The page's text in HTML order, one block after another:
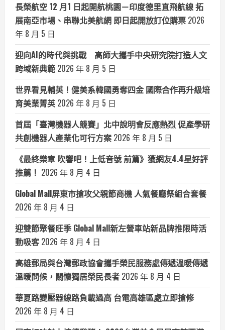
長榮航空 12 月1 日起開航桃園－印度德里直飛航線 拓
展南亞市場、串聯北美航網 即日起開放訂位購票 2026
年 8 月 5 日
迎向AI的時代與挑戰 高師大攜手中央研究院打造人文
跨域新典範 2026 年 8 月 5 日
世界看見輔英！健美系韓國勇奪四金 國際合作再升級培
育美業菁英 2026 年 8 月 5 日
首屆「臺灣機器人競賽」北中說明會反應熱烈 促產學研
共創機器人產業化可行方案 2026 年 8 月 5 日
《最終樂章 吹響吧！上低音號 前篇》獲網友4.4星好評
推薦！ 2026 年 8 月 4 日
Global Mall屏東市搶攻父親節商機 人氣餐廳祭組合套餐
2026 年 8 月 4 日
迎雙節聚餐旺季 Global Mall新左營車站新品牌推限時活
動吸客 2026 年 8 月 4 日
高雄郵局與台灣郵政協會攜手榮民服務處傳遞溫暖傳遞
溫暖問候，關懷獨居榮民長者 2026 年 8 月 4 日
華夏路變壓器線路負載過高 台電高雄區處立即搶修
2026 年 8 月 4 日